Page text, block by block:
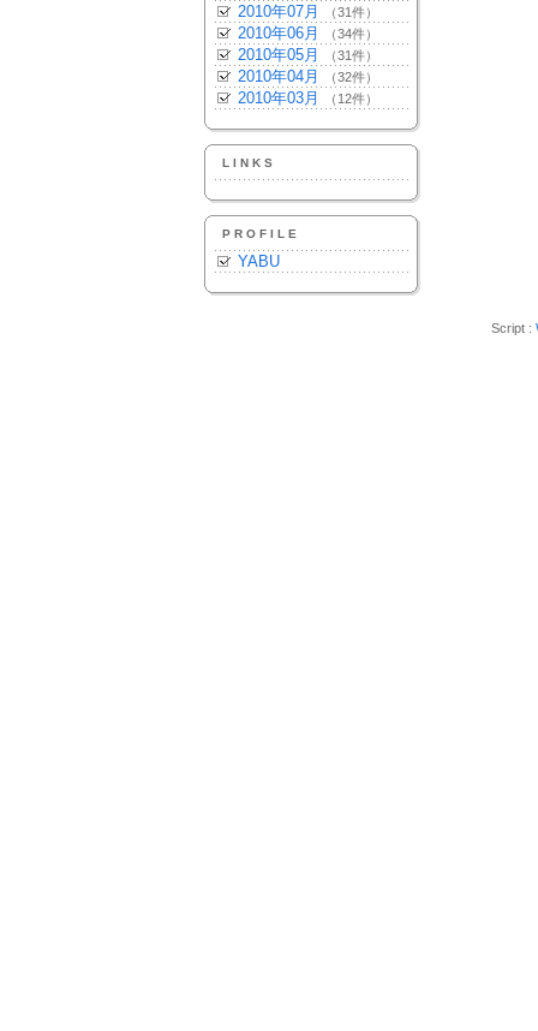
2010年07月 （31件）
2010年06月 （34件）
2010年05月 （31件）
2010年04月 （32件）
2010年03月 （12件）
LINKS
PROFILE
YABU
Script :